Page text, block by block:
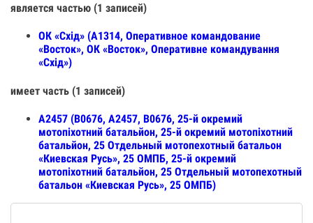
является частью (1 записей)
ОК «Схід» (А1314, Оперативное командование
«Восток», ОК «Восток», Оперативне командування
«Схід»)
имеет часть (1 записей)
А2457 (В0676, А2457, В0676, 25-й окремий
мотопіхотний батальйон, 25-й окремий мотопіхотний
батальйон, 25 Отдельный мотопехотный батальон
«Киевская Русь», 25 ОМПБ, 25-й окремий
мотопіхотний батальйон, 25 Отдельный мотопехотный
батальон «Киевская Русь», 25 ОМПБ)